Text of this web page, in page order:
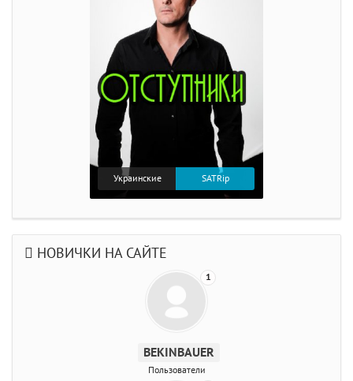
Украинские SATRip
НОВИЧКИ НА САЙТЕ
1
BEKINBAUER
Пользователи